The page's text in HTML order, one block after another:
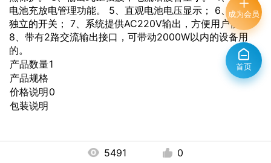
电池充放电管理功能。 5、直观电池电压显示； 6、交直流
独立的开关； 7、系统提供AC220V输出，方便用户使用。
8、带有2路交流输出接口，可带动2000W以内的设备用
的。
产品数量1
产品规格
价格说明0
包装说明
5491 0
成为会员
首页